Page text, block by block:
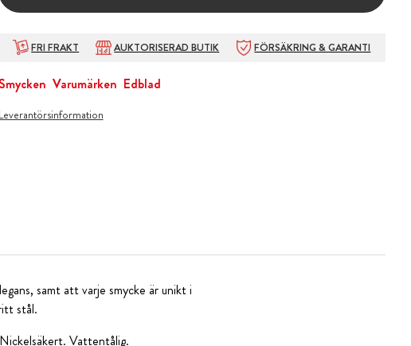
FRI FRAKT AUKTORISERAD BUTIK FÖRSÄKRING & GARANTI
Smycken Varumärken Edblad
Leverantörsinformation
samt att varje smycke är unikt i
stål.
Vattentålig.